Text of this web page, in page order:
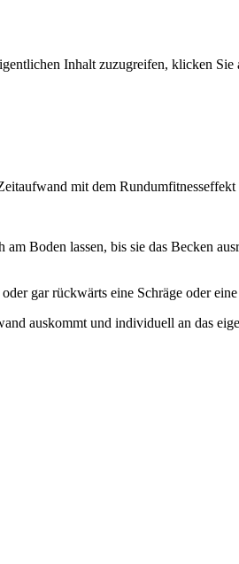
Inhalt zuzugreifen, klicken Sie
mit dem
Boden lassen, bis sie das Becken
gar rückwärts eine Schräge oder
auskommt und individuell an das